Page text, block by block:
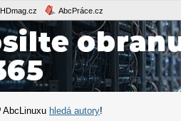
HDmag.cz AbcPráce.cz
AbcLinuxu hledá autory!